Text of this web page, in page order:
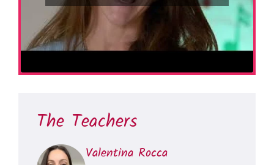
The Teachers
Valentina Rocca